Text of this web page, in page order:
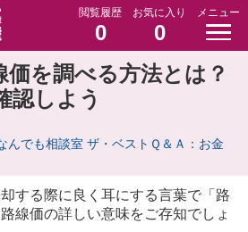
閲覧履歴
0
お気に入り
0
メニュー
価を調べる方法とは？
認しよう
んでも相談室 ザ・ベストＱ＆Ａ：お金
する際に良く耳にする言葉で「路
線価の詳しい意味をご存知でしょ